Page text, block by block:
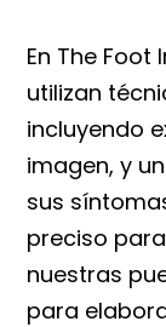
En The
utilizan
incluyendo
imagen, y
sus
preciso
nuestras
para